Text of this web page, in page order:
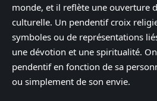
monde, et il reflète une ouverture
culturelle. Un pendentif croix
symboles ou de représentations
une dévotion et une spiritualité.
pendentif en fonction de sa
ou simplement de son envie.